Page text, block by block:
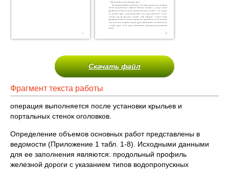
Скачать файл
Фрагмент текста работы
операция выполняется после установки крыльев и
портальных стенок оголовков.
Определение объемов основных работ представлены в
ведомости (Приложение 1 табл. 1-8). Исходными данными
для ее заполнения являются: продольный профиль
железной дороги с указанием типов водопропускных